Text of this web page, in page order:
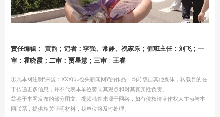
责任编辑： 黄韵；记者：李强、常静、祝家乐；值班主任：刘飞；一
审：霍晓霞；二审：贾星慧；三审：王睿
①凡本网注明“来源：XXX(非包头新闻网)”的作品，均转载自其他媒体，转载目的在
于传递更多信息，并不代表本单位赞同其观点和对其真实性负责。
②鉴于本网发布的部分图文、视频稿件来源于网络，如有侵权请著作权人主动与本
网联系，提供相关证明材料，我单位将及时处理。